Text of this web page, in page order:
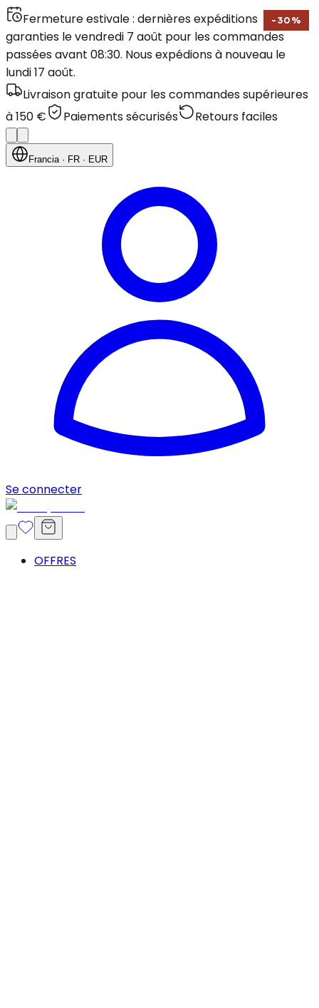
Fermeture estivale : dernières expéditions
garanties le vendredi 7 août pour les commandes
passées avant 08:30. Nous expédions à nouveau le
lundi 17 août.
Livraison gratuite pour les commandes supérieures
à 150 €
Paiements sécurisés Retours faciles
Francia· FR · EUR
Se connecter
OFFRES
- 30 %